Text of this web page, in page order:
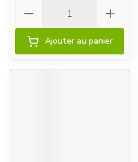
Ajouter au panier